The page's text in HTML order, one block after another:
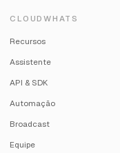
CLOUDWHATS
Recursos
Assistente
API & SDK
Automação
Broadcast
Equipe